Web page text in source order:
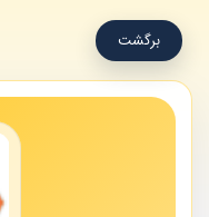
برگشت